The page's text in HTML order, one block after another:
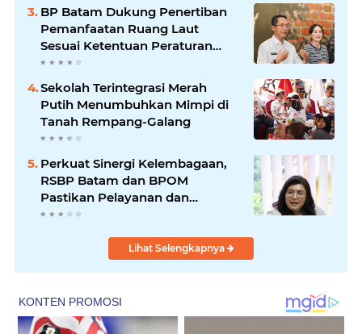
BP Batam Dukung Penertiban
Pemanfaatan Ruang Laut
Sesuai Ketentuan Peraturan
Perundang-undangan
Sekolah Terintegrasi Merah
Putih Menumbuhkan Mimpi di
Tanah Rempang-Galang
Perkuat Sinergi Kelembagaan,
RSBP Batam dan BPOM
Pastikan Pelayanan dan
Ketersediaan Obat Aman
Lihat Selengkapnya